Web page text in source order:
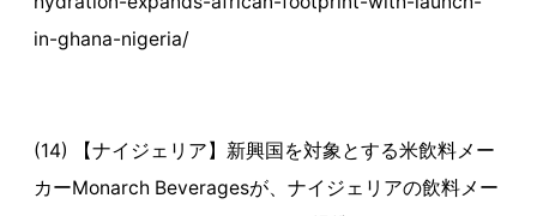
in-ghana-nigeria/
(14) 【ナイジェリア】新興国を対象とする米飲料メー
カーMonarch Beveragesが、ナイジェリアの飲料メー